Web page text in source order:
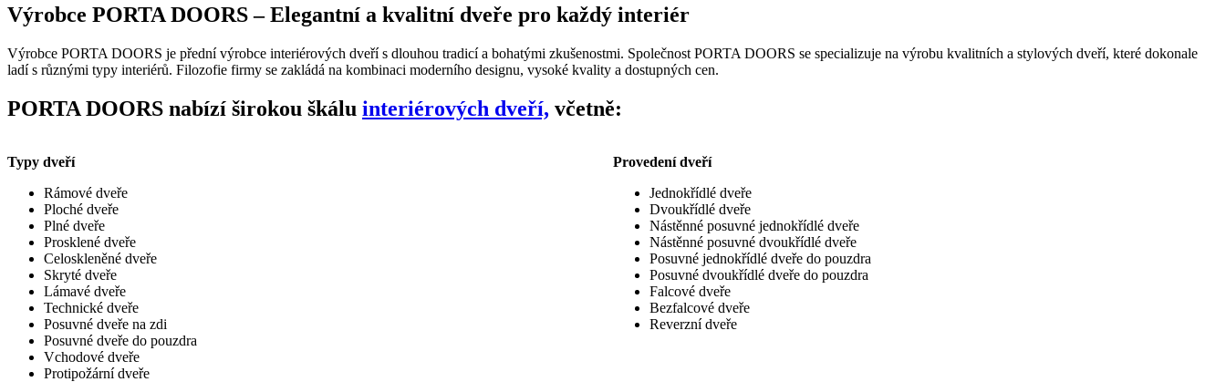
Výrobce PORTA DOORS – Elegantní a kvalitní dveře pro každý interiér
Výrobce PORTA DOORS je přední výrobce interiérových dveří s dlouhou tradicí a bohatými zkušenostmi. Společnost PORTA DOORS se specializuje na výrobu kvalitních a stylových dveří, které dokonale
ladí s různými typy interiérů. Filozofie firmy se zakládá na kombinaci moderního designu, vysoké kvality a dostupných cen.
PORTA DOORS nabízí širokou škálu interiérových dveří, včetně:
Typy dveří
Rámové dveře
Ploché dveře
Plné dveře
Prosklené dveře
Celoskleněné dveře
Skryté dveře
Lámavé dveře
Technické dveře
Posuvné dveře na zdi
Posuvné dveře do pouzdra
Vchodové dveře
Protipožární dveře
Provedení dveří
Jednokřídlé dveře
Dvoukřídlé dveře
Nástěnné posuvné jednokřídlé dveře
Nástěnné posuvné dvoukřídlé dveře
Posuvné jednokřídlé dveře do pouzdra
Posuvné dvoukřídlé dveře do pouzdra
Falcové dveře
Bezfalcové dveře
Reverzní dveře